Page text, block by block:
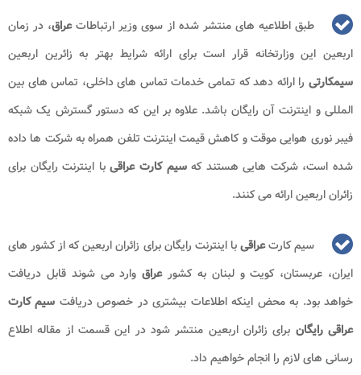
طبق اطلاعیه های منتشر شده از سوی وزیر ارتباطاتعراق، در زمان
اربعین این وزارتخانه قرار است برای ارائه شرایط بهتر به زائرین اربعین
سیمکارتی را ارائه دهد که تمامی خدمات تماس های داخلی، تماس های بین
المللی و اینترنت آن رایگان باشد. علاوه بر این که دستور گسترش یک شبکه
فیبر نوری هوایی موقت و کاهش قیمت اینترنت تلفن همراه به شرکت ها داده
شده است، شرکت هایی هستند کهسیم کارت عراقیبا اینترنت رایگان برای
زائران اربعین ارائه می کنند.
سیم کارتعراقیبا اینترنت رایگان برای زائران اربعین که از کشور های
ایران، عربستان، کویت و لبنان به کشورعراق وارد می شوند قابل دریافت
خواهد بود. به محض اینکه اطلاعات بیشتری در خصوص دریافت سیم کارت
عراقی رایگان برای زائران اربعین منتشر شود در این قسمت از مقاله اطلاع
رسانی های لازم را انجام خواهیم داد.